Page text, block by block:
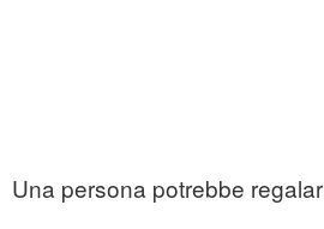
Una persona potrebbe